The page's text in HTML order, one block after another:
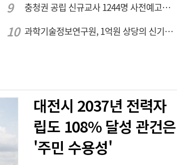
충청권 공립 신규교사 1244명 사전예고… 대전 초등 34명서 4명으로
과학기술정보연구원, 1억원 상당의 신기술 기업 이전 완료
대전시 2037년 전력자
립도 108% 달성 관건은
'주민 수용성'